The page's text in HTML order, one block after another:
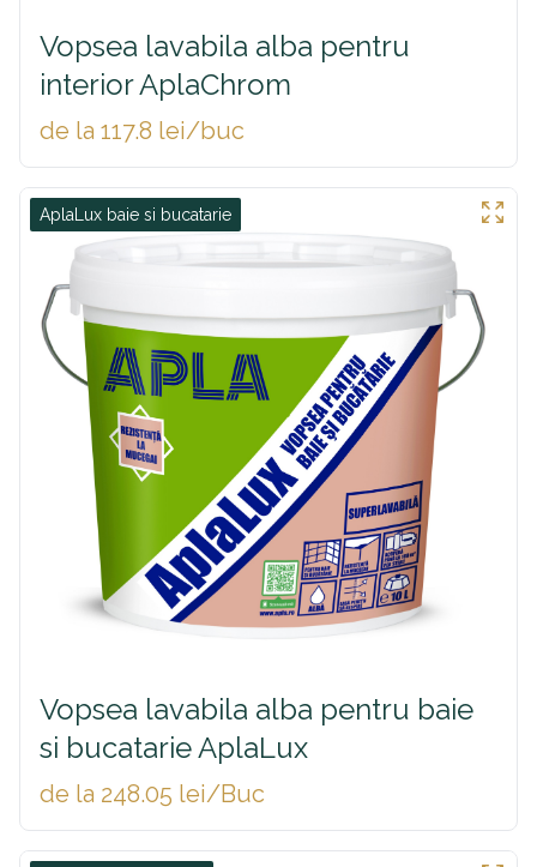
Vopsea lavabila alba pentru
interior AplaChrom
de la 117.8 lei/buc
AplaLux baie si bucatarie
Vopsea lavabila alba pentru baie
si bucatarie AplaLux
de la 248.05 lei/Buc